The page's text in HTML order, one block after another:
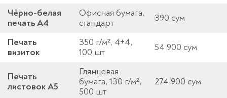
Чёрно-белая
печать A4
Офисная бумага,
стандарт
390 сум
Печать
визиток
350 г/м², 4+4,
100 шт
54 900 сум
Печать
листовок A5
Глянцевая
бумага, 130 г/м²,
500 шт
274 900 сум